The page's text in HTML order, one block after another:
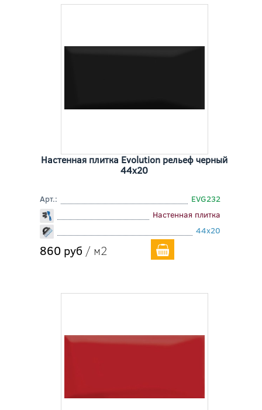
Настенная плитка Evolution рельеф черный
44x20
Арт.:
EVG232
Настенная плитка
44x20
860 руб / м2